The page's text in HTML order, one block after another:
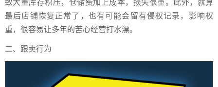
致大量库存积压，仓储费加上成本，损失很重。此外，就算
最后店铺恢复正常了，也有可能会留有侵权记录，影响权
重，很容易让多年的苦心经营打水漂。
二、跟卖行为